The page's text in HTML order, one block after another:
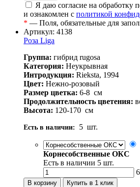
Я даю согласие на обработку
и ознакомлен с политикой
* — Поля, обязательные для
Артикул: 4138
Роза Liga
Группа: гибрид rugosa
Категория: Неукрывная
Интродукция: Rieksta, 1994
Цвет: Нежно-розовый
Размер цветка: 6-8 см
Продолжительность цветения:
Высота: 120-170 см
Есть в наличии: 5 шт.
Корнесобственные ОКС
Есть в наличии 5 шт.